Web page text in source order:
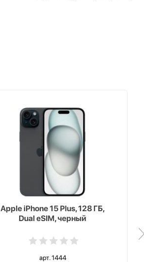
Apple iPhone 15 Plus, 128 ГБ,
Dual eSIM, черный
арт. 1444